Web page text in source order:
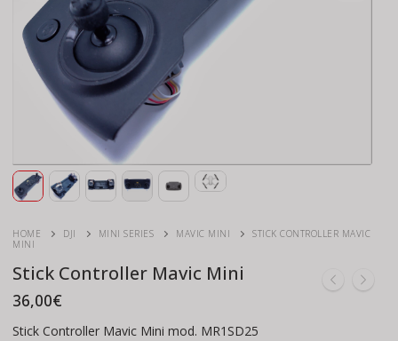
HOME DJI MINI SERIES MAVIC MINI
STICK CONTROLLER MAVIC
MINI
Stick Controller Mavic Mini
36,00€
Stick Controller Mavic Mini mod. MR1SD25